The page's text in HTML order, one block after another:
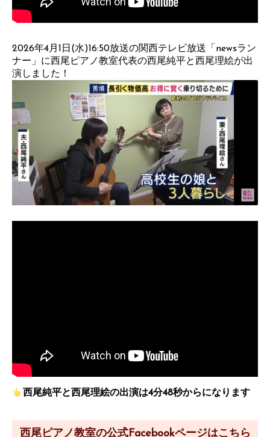
2026年4月1日(水)16:50放送の関西テレビ放送「newsラン
ナー」に西尾ピアノ教室代表の西尾純平と西尾理絵が出
演しました！
西尾純平と西尾理絵の出演は4分48秒からになります
西尾ピアノ教室の公式Facebookページはこちら